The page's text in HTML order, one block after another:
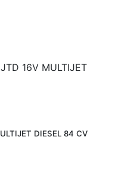
16V MULTIJET
DIESEL 84 CV